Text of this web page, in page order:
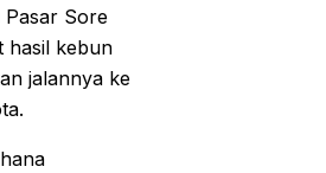
Pasar Sore
hasil kebun
jalannya ke